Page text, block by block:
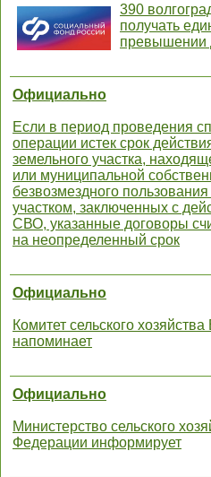
390
получать
превышении
Официально
Если в период проведения
операции истек срок
земельного участка,
или муниципальной
безвозмездного
участком, заключенных с
СВО, указанные договоры
на неопределенный срок
Официально
Комитет сельского
напоминает
Официально
Министерство сельского
Федерации информирует